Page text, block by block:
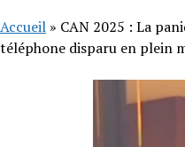
Accueil » CAN 2025 : La
téléphone disparu en plein